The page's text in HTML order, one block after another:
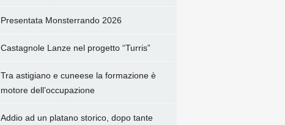
Presentata Monsterrando 2026
Castagnole Lanze nel progetto “Turris”
Tra astigiano e cuneese la formazione è
motore dell’occupazione
Addio ad un platano storico, dopo tante